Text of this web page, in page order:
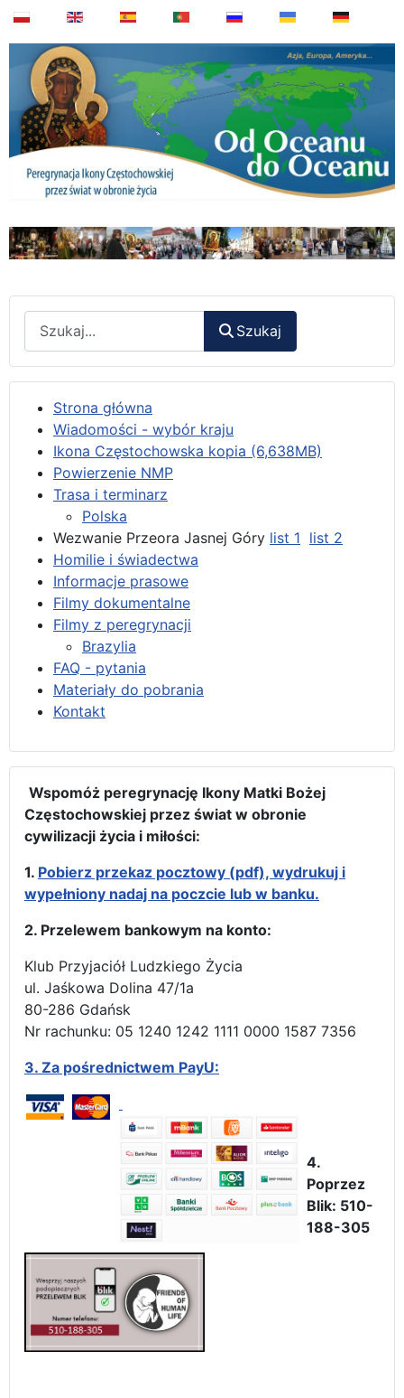
Szukaj
Strona główna
Wiadomości - wybór kraju
Ikona Częstochowska kopia (6,638MB)
Powierzenie NMP
Trasa i terminarz
Polska
Wezwanie Przeora Jasnej Góry list 1 list 2
Homilie i świadectwa
Informacje prasowe
Filmy dokumentalne
Filmy z peregrynacji
Brazylia
FAQ - pytania
Materiały do pobrania
Kontakt
Wspomóż peregrynację Ikony Matki Bożej
Częstochowskiej przez świat w obronie
cywilizacji życia i miłości:
1. Pobierz przekaz pocztowy (pdf), wydrukuj i
wypełniony nadaj na poczcie lub w banku.
2. Przelewem bankowym na konto:
Klub Przyjaciół Ludzkiego Życia
ul. Jaśkowa Dolina 47/1a
80-286 Gdańsk
Nr rachunku: 05 1240 1242 1111 0000 1587 7356
3. Za pośrednictwem PayU:
4.
Poprzez
Blik: 510-
188-305